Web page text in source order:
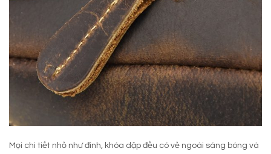
Mọi chi tiết nhỏ như đinh, khóa dập đều có vẻ ngoài sáng bóng và